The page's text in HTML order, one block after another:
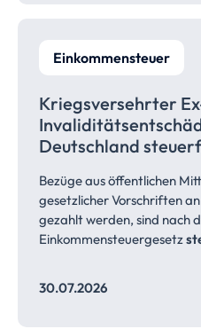
Einkommensteuer
Kriegsversehrter
Deutschland
Bezüge aus öffentlichen
gesetzlicher Vorschriften an
gezahlt werden, sind nach
Einkommensteuergesetz
30.07.2026